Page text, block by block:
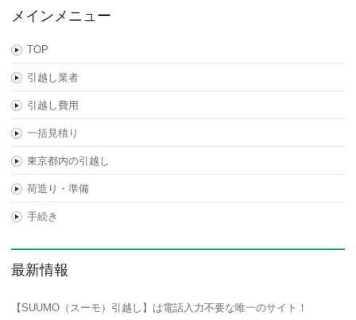
メインメニュー
TOP
引越し業者
引越し費用
一括見積り
東京都内の引越し
荷造り・準備
手続き
最新情報
【SUUMO（スーモ）引越し】は電話入力不要な唯一のサイト！